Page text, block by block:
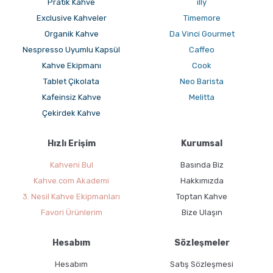
Bu çeşitlilik, hem bireysel kahve tüketimi hem de birden fazla
fincan hazırlayan kullanıcılar için esneklik sağlar.
Kafiltro Filtrelerinin Kahveye Etkisi
Filtre kağıdı, kahve demleme sürecinde sadece fiziksel bir
süzgeç değildir; aynı zamanda kahvenin kimyasal dengesini de
etkiler. Kafiltro filtreleri, kahve içindeki yağ ve ince partikülleri
kontrollü şekilde süzerek daha temiz bir fincan elde edilmesini
Bu sayede:
Kahvenin asiditesi daha dengeli hissedilir
Gövde daha net ortaya çıkar
Acılık ve istenmeyen tatlar azalır
Aromatik notalar daha belirgin hale gelir
yöntemlerinde bu etki daha belirgindir.
Kafiltro Hangi Kullanıcılar İçin
Pratik Kahve
Exclusive Kahveler
Organik Kahve
Nespresso Uyumlu Kapsül
Kahve Ekipmanı
Tablet Çikolata
Kafeinsiz Kahve
Çekirdek Kahve
illy
Timemore
Da Vinci Gourmet
Caffeo
Cook
Neo Barista
Melitta
Hızlı Erişim
Kahveni Bul
Kahve.com Akademi
3. Nesil Kahve Ekipmanları
Favori Ürünlerim
Kurumsal
Basında Biz
Hakkımızda
Toptan Kahve
Bize Ulaşın
Hesabım
Hesabım
Sözleşmeler
Satış Sözleşmesi